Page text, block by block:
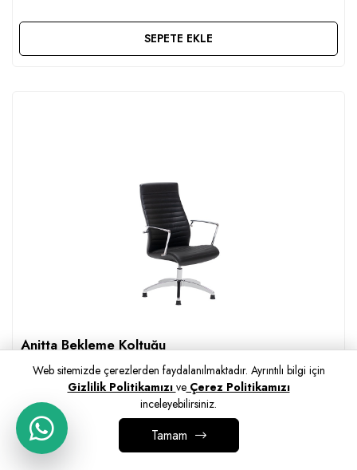
SEPETE EKLE
Anitta Bekleme Koltuğu
ÜRÜN KODU:
210300402
Yönetici / Boyalı Ayak / Multitilt Mekanizma
SEPETE EKLE
Web sitemizde çerezlerden faydalanılmaktadır. Ayrıntılı bilgi için
Gizlilik Politikamızı veÇerez Politikamızı
inceleyebilirsiniz.
Tamam